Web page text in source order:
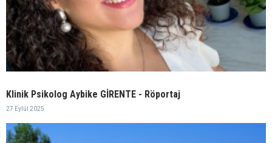
Klinik Psikolog Aybike GİRENTE - Röportaj
27 Eylül 2025